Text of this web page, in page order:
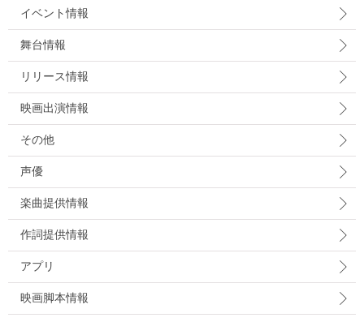
イベント情報
舞台情報
リリース情報
映画出演情報
その他
声優
楽曲提供情報
作詞提供情報
アプリ
映画脚本情報